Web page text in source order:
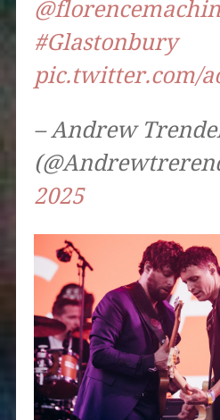
#Glastonbury
pic.twitter.com/
– Andrew
2025